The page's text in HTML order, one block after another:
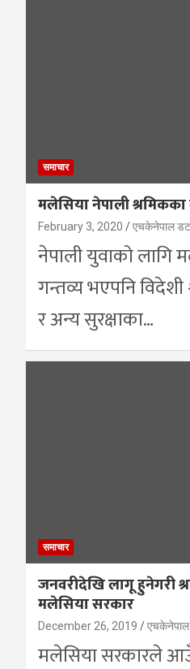
समाचार
मलेसिया नेपाली
February 3, 2020 एचकेनेपाल
नेपाली युवाको लागि
गन्तव्य भएपनि
र अन्य सुरक्षाका…
समाचार
जनवरीदेखि लागू हुनेगरी
मलेसिया सरकार
December 26, 2019
मलेसिया सरकारले